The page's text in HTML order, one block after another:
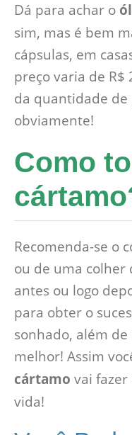
Dá para achar o
sim, mas é bem
cápsulas, em
preço varia de R$
da quantidade de
obviamente!
Como
Recomenda-se o
ou de uma colher
antes ou logo
para obter o
sonhado, além
melhor! Assim
cártamo vai fazer
vida!